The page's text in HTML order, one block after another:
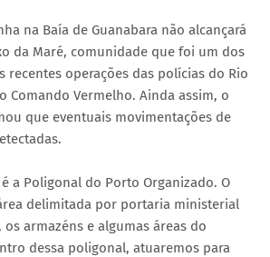
na Baía de Guanabara não alcançará
da Maré, comunidade que foi um dos
recentes operações das polícias do Rio
Comando Vermelho. Ainda assim, o
que eventuais movimentações de
a Poligonal do Porto Organizado. O
delimitada por portaria ministerial
os armazéns e algumas áreas do
dessa poligonal, atuaremos para